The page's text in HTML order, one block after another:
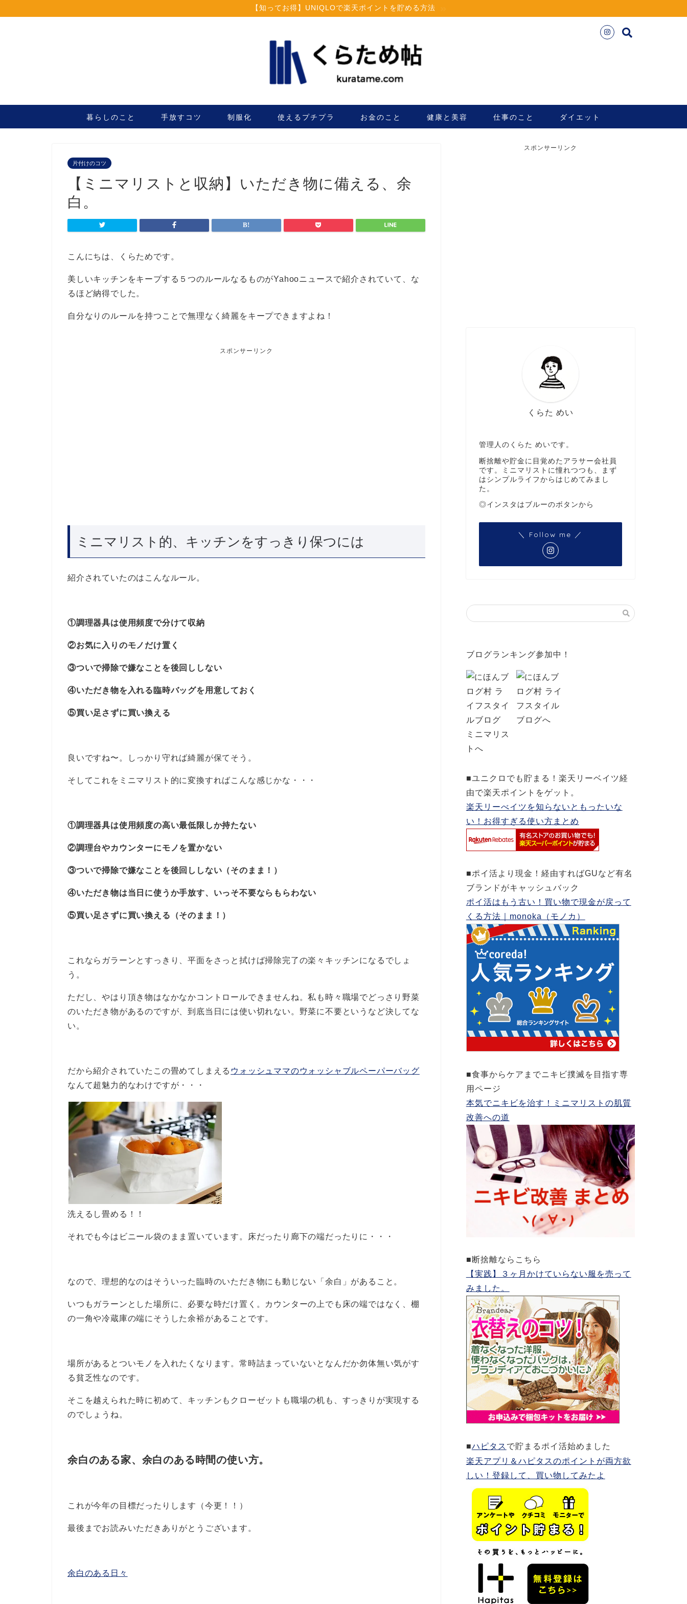
【知ってお得】UNIQLOで楽天ポイントを貯める方法
暮らしのこと 手放すコツ 制服化 使えるプチプラ お金のこと 健康と美容 仕事のこと ダイエット
片付けのコツ
【ミニマリストと収納】いただき物に備える、余
白。
こんにちは、くらためです。
美しいキッチンをキープする５つのルールなるものがYahooニュースで紹介されていて、な
るほど納得でした。
自分なりのルールを持つことで無理なく綺麗をキープできますよね！
スポンサーリンク
ミニマリスト的、キッチンをすっきり保つには
紹介されていたのはこんなルール。
①調理器具は使用頻度で分けて収納
②お気に入りのモノだけ置く
③ついで掃除で嫌なことを後回ししない
④いただき物を入れる臨時バッグを用意しておく
⑤買い足さずに買い換える
良いですね〜。しっかり守れば綺麗が保てそう。
そしてこれをミニマリスト的に変換すればこんな感じかな・・・
①調理器具は使用頻度の高い最低限しか持たない
②調理台やカウンターにモノを置かない
③ついで掃除で嫌なことを後回ししない（そのまま！）
④いただき物は当日に使うか手放す、いっそ不要ならもらわない
⑤買い足さずに買い換える（そのまま！）
これならガラーンとすっきり、平面をさっと拭けば掃除完了の楽々キッチンになるでしょ
う。
ただし、やはり頂き物はなかなかコントロールできませんね。私も時々職場でどっさり野菜
のいただき物があるのですが、到底当日には使い切れない。野菜に不要というなど決してな
い。
だから紹介されていたこの畳めてしまえる ウォッシュママのウォッシャブルペーパーバッグ
なんて超魅力的なわけですが・・・
洗えるし畳める！！
それでも今はビニール袋のまま置いています。床だったり廊下の端だったりに・・・
なので、理想的なのはそういった臨時のいただき物にも動じない「余白」があること。
いつもガラーンとした場所に、必要な時だけ置く。カウンターの上でも床の端ではなく、棚
の一角や冷蔵庫の端にそうした余裕があることです。
場所があるとついモノを入れたくなります。常時詰まっていないとなんだか勿体無い気がす
る貧乏性なのです。
そこを越えられた時に初めて、キッチンもクローゼットも職場の机も、すっきりが実現する
のでしょうね。
余白のある家、余白のある時間の使い方。
これが今年の目標だったりします（今更！！）
最後までお読みいただきありがとうございます。
余白のある日々
スポンサーリンク
くらた めい
管理人のくらた めいです。
断捨離や貯金に目覚めたアラサー会社員
です。ミニマリストに憧れつつも、まず
はシンプルライフからはじめてみまし
た。
◎インスタはブルーのボタンから
＼ Follow me ／
ブログランキング参加中！
■ユニクロでも貯まる！楽天リーベイツ経
由で楽天ポイントをゲット。
楽天リーべイツを知らないともったいな
い！お得すぎる使い方まとめ
■ポイ活より現金！経由すればGUなど有名
ブランドがキャッシュバック
ポイ活はもう古い！買い物で現金が戻って
くる方法｜monoka（モノカ）
■食事からケアまでニキビ撲滅を目指す専
用ページ
本気でニキビを治す！ミニマリストの肌質
改善への道
■断捨離ならこちら
【実践】３ヶ月かけていらない服を売って
みました。
■ハピタス で貯まるポイ活始めました
楽天アプリ＆ハピタスのポイントが両方欲
しい！登録して、買い物してみたよ